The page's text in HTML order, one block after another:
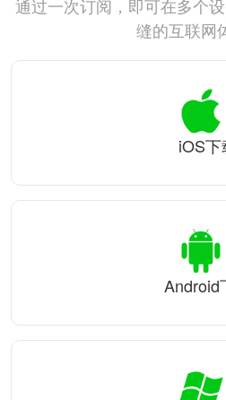
通过一次订阅，即可在多个
缝的互联网
iOS下
Android